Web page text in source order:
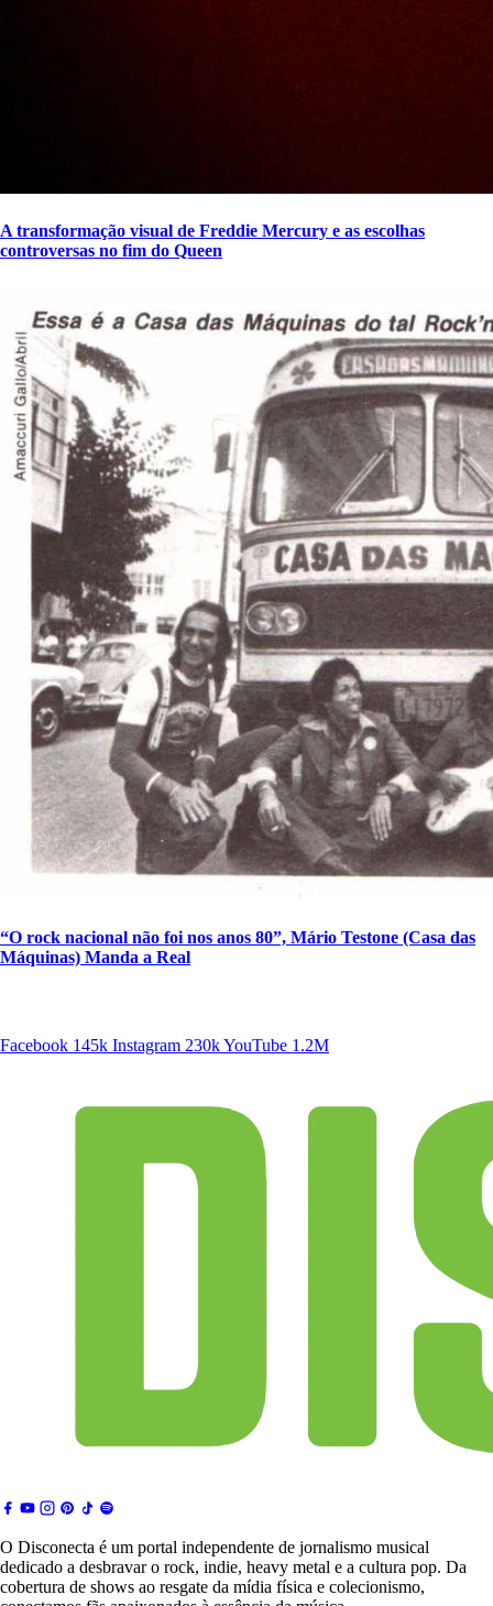
A transformação visual de Freddie Mercury e as escolhas
controversas no fim do Queen
“O rock nacional não foi nos anos 80”, Mário Testone (Casa das
Máquinas) Manda a Real
Facebook 145k Instagram 230kYouTube 1.2M
O Disconecta é um portal independente de jornalismo musical
dedicado a desbravar o rock, indie, heavy metal e a cultura pop. Da
cobertura de shows ao resgate da mídia física e colecionismo,